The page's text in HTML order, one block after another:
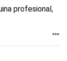
profesional,